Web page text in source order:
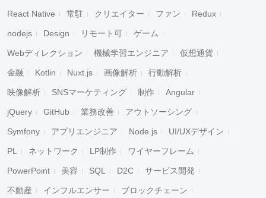
React Native 常駐 クリエイター ファン Redux
nodejs Design リモート可 ゲーム
Webディレクション 機械学習エンジニア 仮想通貨
金融 Kotlin Nuxt.js 画像解析 行動解析
映像解析 SNSマーケティング 制作 Angular
jQuery GitHub 業務改善 アウトソーシング
Symfony アプリエンジニア Node.js UI/UXデザイン
PL ネットワーク LP制作 ワイヤーフレーム
PowerPoint 美容 SQL D2C サービス開発
不動産 インフルエンサー ブロックチェーン